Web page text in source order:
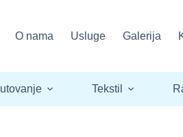
O nama Usluge Galerija
Tekstil